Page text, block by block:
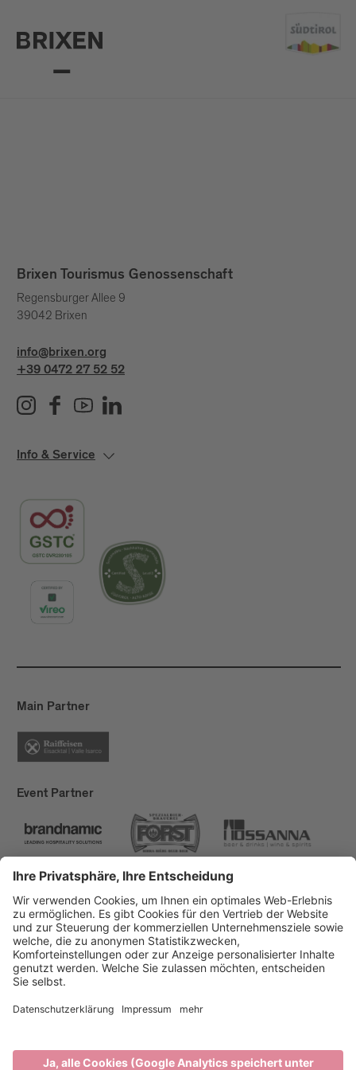
Brixen Tourismus Genossenschaft
Regensburger Allee 9
39042 Brixen
info@brixen.org
+39 0472 27 52 52
Info & Service
Main Partner
Event Partner
Brixen Tourismus
Privacy
Impressum
Förderungen
produced by